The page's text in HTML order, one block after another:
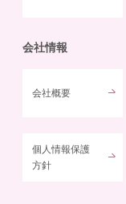
会社情報
会社概要
個人情報保護
方針